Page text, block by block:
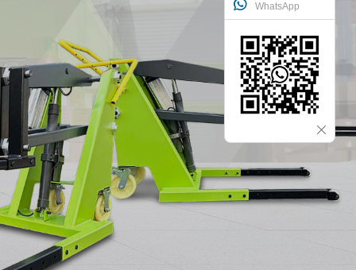
WhatsApp